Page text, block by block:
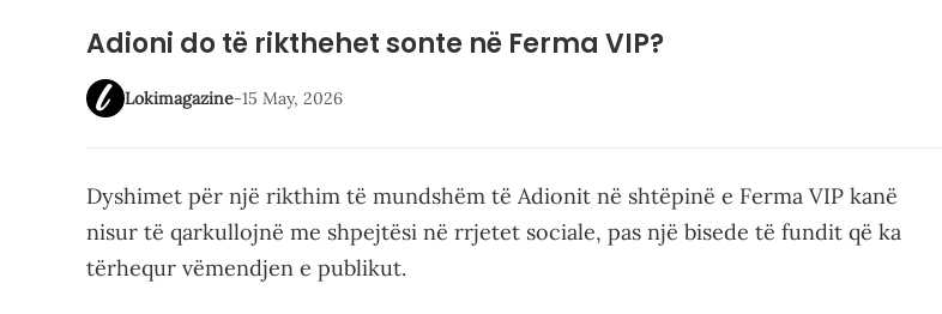
Adioni do të rikthehet sonte në Ferma VIP?
Lokimagazine-15 May, 2026
Dyshimet për një rikthim të mundshëm të Adionit në shtëpinë e Ferma VIP kanë
nisur të qarkullojnë me shpejtësi në rrjetet sociale, pas një bisede të fundit që ka
tërhequr vëmendjen e publikut.